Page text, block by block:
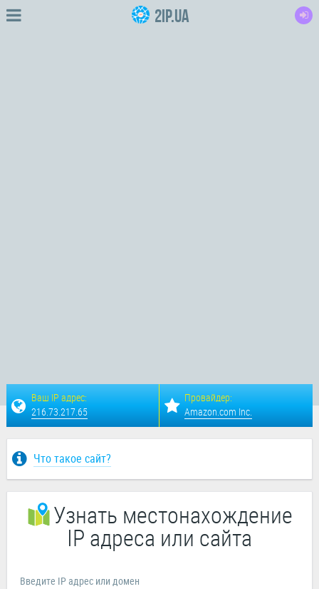
2IP.ua
Ваш IP адрес:
216.73.217.65
Провайдер:
Amazon.com Inc.
Что такое сайт?
Узнать местонахождение
IP адреса или сайта
Введите IP адрес или домен